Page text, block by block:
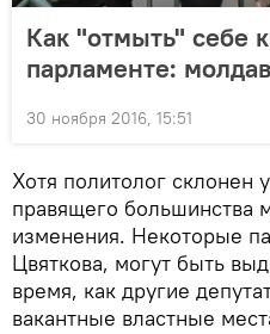
Как "отмыть" себе
парламенте:
30 ноября 2016, 15:51
Хотя политолог склонен
правящего большинства
изменения. Некоторые
Цвяткова, могут быть
время, как другие
вакантные властные